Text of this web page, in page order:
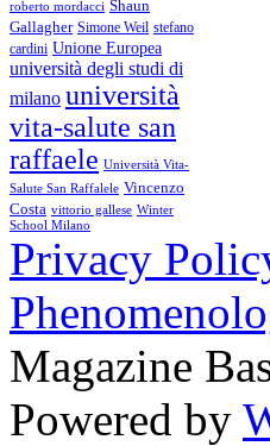
roberto mordacci Shaun
Gallagher Simone Weil stefano
cardini Unione Europea
università degli studi di
milano università
vita-salute san
raffaele Università Vita-
Salute San Raffalele Vincenzo
Costa vittorio gallese Winter
School Milano
Privacy
Magazine
Powered by